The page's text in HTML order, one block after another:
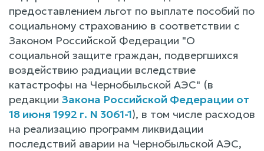
предоставлением льгот по выплате пособий по
социальному страхованию в соответствии с
Законом Российской Федерации "О
социальной защите граждан, подвергшихся
воздействию радиации вследствие
катастрофы на Чернобыльской АЭС" (в
редакции Закона Российской Федерации от
18 июня 1992 г. N 3061-1), в том числе расходов
на реализацию программ ликвидации
последствий аварии на Чернобыльской АЭС,